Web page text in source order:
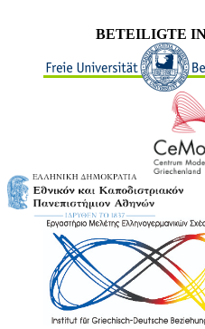
BETEILIGTE